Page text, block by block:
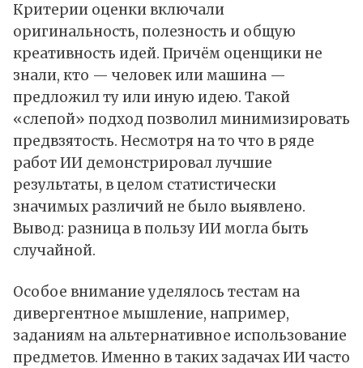
Критерии оценки включали
оригинальность, полезность и общую
креативность идей. Причём оценщики не
знали, кто — человек или машина —
предложил ту или иную идею. Такой
«слепой» подход позволил минимизировать
предвзятость. Несмотря на то что в ряде
работ ИИ демонстрировал лучшие
результаты, в целом статистически
значимых различий не было выявлено.
Вывод: разница в пользу ИИ могла быть
случайной.
Особое внимание уделялось тестам на
дивергентное мышление, например,
заданиям на альтернативное использование
предметов. Именно в таких задачах ИИ часто